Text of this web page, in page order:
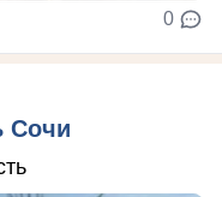
0
Сочи